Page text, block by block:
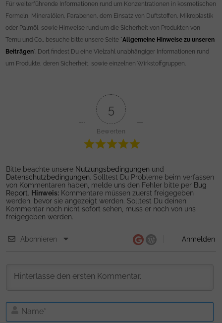
Für weiterführende Informationen rund um Konzentrationen in kosmetischen
Formeln, Mineralölen, Parabenen, dem Einsatz von Duftstoffen, Mikroplastik
oder Palmöl, sowie Hinweise rund um die Sicherheit von Produkten von
Temu und Co., besuche bitte unsere Seite "Allgemeine Hinweise zu unseren
Beiträgen". Dort findest Du eine Vielzahl unabhängiger Informationen rund
um Produkte, deren Sicherheit, sowie einzelnen Wirkstoffgruppen.
5
Bewerten
Bitte beachte unsere Nutzungsbedingungen und
Datenschutzbedingungen. Solltest Du Probleme beim verfassen
von Kommentaren haben, melde uns den Fehler bitte per Bug
Report. Hinweis: Kommentare müssen zuerst freigegeben
werden, bevor sie angezeigt werden. Solltest Du deinen
Kommentar noch nicht sofort sehen, muss er noch von uns
freigegeben werden.
Abonnieren Anmelden